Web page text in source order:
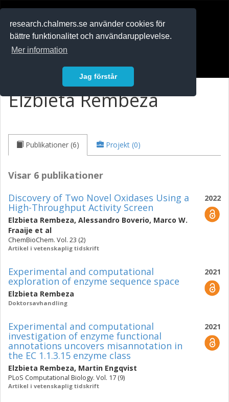
research.chalmers.se använder cookies för
bättre funktionalitet och användarupplevelse.
Mer information
Jag förstår
Elzbieta Rembeza
Publikationer (6) Projekt (0)
Visar 6 publikationer
2022
Discovery of Two Novel Oxidases Using a
High-Throughput Activity Screen
Elzbieta Rembeza, Alessandro Boverio, Marco W.
Fraaije et al
ChemBioChem. Vol. 23 (2)
Artikel i vetenskaplig tidskrift
2021
Experimental and computational
exploration of enzyme sequence space
Elzbieta Rembeza
Doktorsavhandling
2021
Experimental and computational
investigation of enzyme functional
annotations uncovers misannotation in
the EC 1.1.3.15 enzyme class
Elzbieta Rembeza, Martin Engqvist
PLoS Computational Biology. Vol. 17 (9)
Artikel i vetenskaplig tidskrift